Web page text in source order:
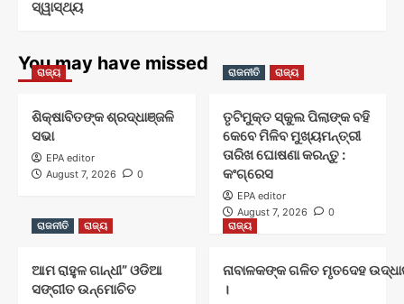
ସ୍ୱାସ୍ଥ୍ୟ
You may have missed
ରାଜ୍ୟ
ଶିକ୍ଷାବିତଙ୍କ ଶ୍ରଦ୍ଧାଞ୍ଜଳି
ସଭା
EPA editor
August 7, 2026
0
ରାଜନୀତି ରାଜ୍ୟ
ତୃଟିମୁକ୍ତ ସ୍କୁଲ ପିଲାଙ୍କ ବହି
କେବେ ମିଳିବ ମୁଖ୍ୟମନ୍ତ୍ରୀ
ତାରିଖ ଘୋଷଣା କରନ୍ତୁ :
କଂଗ୍ରେସ
EPA editor
August 7, 2026
0
ରାଜନୀତି
ରାଜ୍ୟ
ଆମ ରାହୁଳ ଗାନ୍ଧୀ” ଓଡିଆ
ସଙ୍ଗୀତ ଉନ୍ମୋଚିତ
ରାଜ୍ୟ
ନାବାଳକଙ୍କ ଗଳିତ ମୃତଦେହ
।